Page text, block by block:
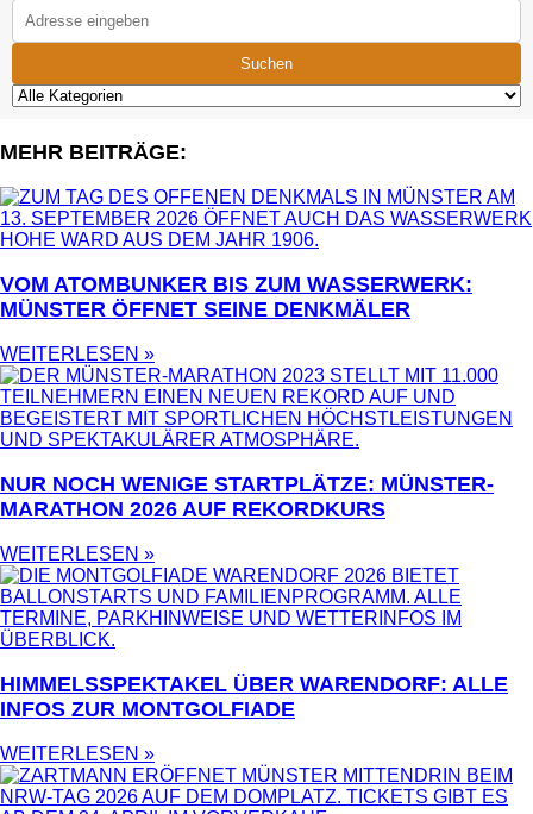
Suchen
MEHR BEITRÄGE:
VOM ATOMBUNKER BIS ZUM WASSERWERK:
MÜNSTER ÖFFNET SEINE DENKMÄLER
WEITERLESEN »
NUR NOCH WENIGE STARTPLÄTZE: MÜNSTER-
MARATHON 2026 AUF REKORDKURS
WEITERLESEN »
HIMMELSSPEKTAKEL ÜBER WARENDORF: ALLE
INFOS ZUR MONTGOLFIADE
WEITERLESEN »